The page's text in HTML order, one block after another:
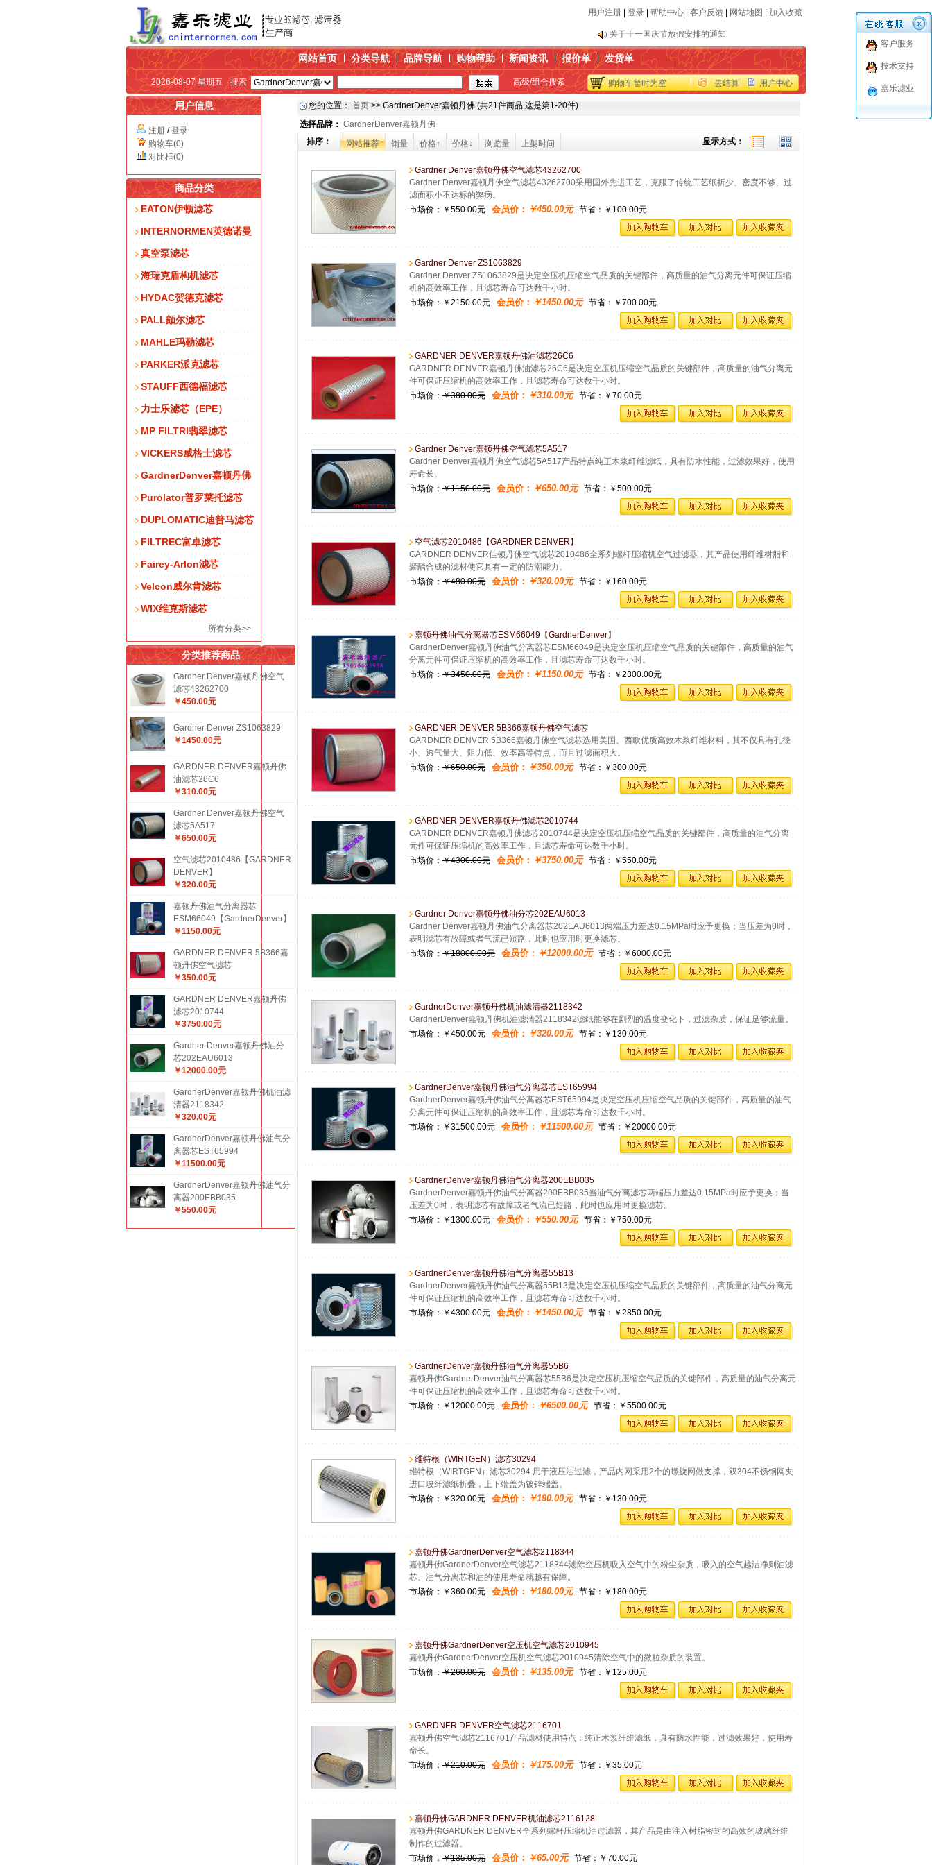
用户注册 登录 帮助中心 客户反馈 网站地图 加入收藏
传真机停用通知
关于十一国庆节放假安排的通知
产品报价仅供参考
替代进口品牌滤芯
博世力士乐收购EPPENSTEINER(EPE)过滤部
网站首页 分类导航 品牌导航 购物帮助 新闻资讯 报价单 发货单
2026-08-07 星期五 搜索 高级/组合搜索 购物车暂时为空 去结算 用户中心
客户服务
技术支持
嘉乐滤业
用户信息
注册 /登录
购物车(0)
对比框(0)
商品分类
EATON伊顿滤芯
INTERNORMEN英德诺曼
真空泵滤芯
海瑞克盾构机滤芯
HYDAC贺德克滤芯
PALL颇尔滤芯
MAHLE玛勒滤芯
PARKER派克滤芯
STAUFF西德福滤芯
力士乐滤芯（EPE）
MP FILTRI翡翠滤芯
VICKERS威格士滤芯
GardnerDenver嘉顿丹佛
Purolator普罗莱托滤芯
DUPLOMATIC迪普马滤芯
FILTREC富卓滤芯
Fairey-Arlon滤芯
Velcon威尔肯滤芯
WIX维克斯滤芯
所有分类>>
分类推荐商品
Gardner Denver嘉顿丹佛空气
滤芯43262700
￥450.00元
Gardner Denver ZS1063829
￥1450.00元
GARDNER DENVER嘉顿丹佛
油滤芯26C6
￥310.00元
Gardner Denver嘉顿丹佛空气
滤芯5A517
￥650.00元
空气滤芯2010486【GARDNER
DENVER】
￥320.00元
嘉顿丹佛油气分离器芯
ESM66049【GardnerDenver】
￥1150.00元
GARDNER DENVER 5B366嘉
顿丹佛空气滤芯
￥350.00元
GARDNER DENVER嘉顿丹佛
滤芯2010744
￥3750.00元
Gardner Denver嘉顿丹佛油分
芯202EAU6013
￥12000.00元
GardnerDenver嘉顿丹佛机油滤
清器2118342
￥320.00元
GardnerDenver嘉顿丹佛油气分
离器芯EST65994
￥11500.00元
GardnerDenver嘉顿丹佛油气分
离器200EBB035
￥550.00元
您的位置： 首页 >> GardnerDenver嘉顿丹佛 (共21件商品,这是第1-20件)
选择品牌： GardnerDenver嘉顿丹佛
排序：
网站推荐 销量 价格↑ 价格↓ 浏览量 上架时间 显示方式：
Gardner Denver嘉顿丹佛空气滤芯43262700
Gardner Denver嘉顿丹佛空气滤芯43262700采用国外先进工艺，克服了传统工艺纸折少、密度不够、过
滤面积小不达标的弊病。
市场价： ￥550.00元 会员价： ￥450.00元节省：￥100.00元
Gardner Denver ZS1063829
Gardner Denver ZS1063829是决定空压机压缩空气品质的关键部件，高质量的油气分离元件可保证压缩
机的高效率工作，且滤芯寿命可达数千小时。
市场价： ￥2150.00元 会员价： ￥1450.00元节省：￥700.00元
GARDNER DENVER嘉顿丹佛油滤芯26C6
GARDNER DENVER嘉顿丹佛油滤芯26C6是决定空压机压缩空气品质的关键部件，高质量的油气分离元
件可保证压缩机的高效率工作，且滤芯寿命可达数千小时。
市场价： ￥380.00元 会员价： ￥310.00元节省：￥70.00元
Gardner Denver嘉顿丹佛空气滤芯5A517
Gardner Denver嘉顿丹佛空气滤芯5A517产品特点纯正木浆纤维滤纸，具有防水性能，过滤效果好，使用
寿命长。
市场价： ￥1150.00元 会员价： ￥650.00元节省：￥500.00元
空气滤芯2010486【GARDNER DENVER】
GARDNER DENVER佳顿丹佛空气滤芯2010486全系列螺杆压缩机空气过滤器，其产品使用纤维树脂和
聚酯合成的滤材使它具有一定的防潮能力。
市场价： ￥480.00元 会员价： ￥320.00元节省：￥160.00元
嘉顿丹佛油气分离器芯ESM66049【GardnerDenver】
GardnerDenver嘉顿丹佛油气分离器芯ESM66049是决定空压机压缩空气品质的关键部件，高质量的油气
分离元件可保证压缩机的高效率工作，且滤芯寿命可达数千小时。
市场价： ￥3450.00元 会员价： ￥1150.00元节省：￥2300.00元
GARDNER DENVER 5B366嘉顿丹佛空气滤芯
GARDNER DENVER 5B366嘉顿丹佛空气滤芯选用美国、西欧优质高效木浆纤维材料，其不仅具有孔径
小、透气量大、阻力低、效率高等特点，而且过滤面积大。
市场价： ￥650.00元 会员价： ￥350.00元节省：￥300.00元
GARDNER DENVER嘉顿丹佛滤芯2010744
GARDNER DENVER嘉顿丹佛滤芯2010744是决定空压机压缩空气品质的关键部件，高质量的油气分离
元件可保证压缩机的高效率工作，且滤芯寿命可达数千小时。
市场价： ￥4300.00元 会员价： ￥3750.00元节省：￥550.00元
Gardner Denver嘉顿丹佛油分芯202EAU6013
Gardner Denver嘉顿丹佛油气分离器芯202EAU6013两端压力差达0.15MPa时应予更换；当压差为0时，
表明滤芯有故障或者气流已短路，此时也应用时更换滤芯。
市场价： ￥18000.00元 会员价： ￥12000.00元节省：￥6000.00元
GardnerDenver嘉顿丹佛机油滤清器2118342
GardnerDenver嘉顿丹佛机油滤清器2118342滤纸能够在剧烈的温度变化下，过滤杂质，保证足够流量。
市场价： ￥450.00元 会员价： ￥320.00元节省：￥130.00元
GardnerDenver嘉顿丹佛油气分离器芯EST65994
GardnerDenver嘉顿丹佛油气分离器芯EST65994是决定空压机压缩空气品质的关键部件，高质量的油气
分离元件可保证压缩机的高效率工作，且滤芯寿命可达数千小时。
市场价： ￥31500.00元 会员价： ￥11500.00元节省：￥20000.00元
GardnerDenver嘉顿丹佛油气分离器200EBB035
GardnerDenver嘉顿丹佛油气分离器200EBB035当油气分离滤芯两端压力差达0.15MPa时应予更换；当
压差为0时，表明滤芯有故障或者气流已短路，此时也应用时更换滤芯。
市场价： ￥1300.00元 会员价： ￥550.00元节省：￥750.00元
GardnerDenver嘉顿丹佛油气分离器55B13
GardnerDenver嘉顿丹佛油气分离器55B13是决定空压机压缩空气品质的关键部件，高质量的油气分离元
件可保证压缩机的高效率工作，且滤芯寿命可达数千小时。
市场价： ￥4300.00元 会员价： ￥1450.00元节省：￥2850.00元
GardnerDenver嘉顿丹佛油气分离器55B6
嘉顿丹佛GardnerDenver油气分离器芯55B6是决定空压机压缩空气品质的关键部件，高质量的油气分离元
件可保证压缩机的高效率工作，且滤芯寿命可达数千小时。
市场价： ￥12000.00元 会员价： ￥6500.00元节省：￥5500.00元
维特根（WIRTGEN）滤芯30294
维特根（WIRTGEN）滤芯30294 用于液压油过滤，产品内网采用2个的螺旋网做支撑，双304不锈钢网夹
进口玻纤滤纸折叠，上下端盖为镀锌端盖。
市场价： ￥320.00元 会员价： ￥190.00元节省：￥130.00元
嘉顿丹佛GardnerDenver空气滤芯2118344
嘉顿丹佛GardnerDenver空气滤芯2118344滤除空压机吸入空气中的粉尘杂质，吸入的空气越洁净则油滤
芯、油气分离芯和油的使用寿命就越有保障。
市场价： ￥360.00元 会员价： ￥180.00元节省：￥180.00元
嘉顿丹佛GardnerDenver空压机空气滤芯2010945
嘉顿丹佛GardnerDenver空压机空气滤芯2010945清除空气中的微粒杂质的装置。
市场价： ￥260.00元 会员价： ￥135.00元节省：￥125.00元
GARDNER DENVER空气滤芯2116701
嘉顿丹佛空气滤芯2116701产品滤材使用特点：纯正木浆纤维滤纸，具有防水性能，过滤效果好，使用寿
命长。
市场价： ￥210.00元 会员价： ￥175.00元节省：￥35.00元
嘉顿丹佛GARDNER DENVER机油滤芯2116128
嘉顿丹佛GARDNER DENVER全系列螺杆压缩机油过滤器，其产品是由注入树脂密封的高效的玻璃纤维
制作的过滤器。
市场价： ￥135.00元 会员价： ￥65.00元节省：￥70.00元